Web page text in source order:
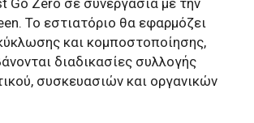
Go Zero σε συνεργασία με την
Το εστιατόριο θα εφαρμόζει
και κομποστοποίησης,
διαδικασίες συλλογής
συσκευασιών και οργανικών